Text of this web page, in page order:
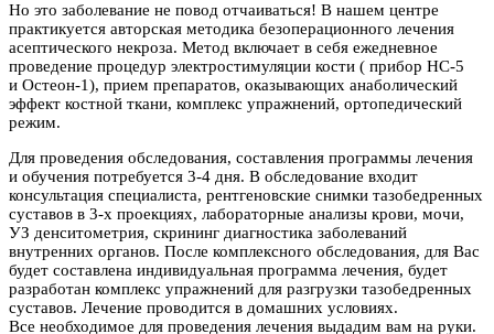
Но это заболевание не повод отчаиваться! В нашем центре
практикуется авторская методика безоперационного лечения
асептического некроза. Метод включает в себя ежедневное
проведение процедур электростимуляции кости ( прибор НС-5
и Остеон-1), прием препаратов, оказывающих анаболический
эффект костной ткани, комплекс упражнений, ортопедический
режим.
Для проведения обследования, составления программы лечения
и обучения потребуется 3-4 дня. В обследование входит
консультация специалиста, рентгеновские снимки тазобедренных
суставов в 3-х проекциях, лабораторные анализы крови, мочи,
УЗ денситометрия, скрининг диагностика заболеваний
внутренних органов. После комплексного обследования, для Вас
будет составлена индивидуальная программа лечения, будет
разработан комплекс упражнений для разгрузки тазобедренных
суставов. Лечение проводится в домашних условиях.
Все необходимое для проведения лечения выдадим вам на руки.